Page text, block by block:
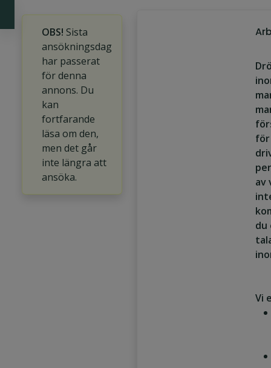
OBS! Sista
ansökningsdag
har passerat
för denna
annons. Du
kan
fortfarande
läsa om den,
men det går
inte längra att
ansöka.
för
av
du
Vi